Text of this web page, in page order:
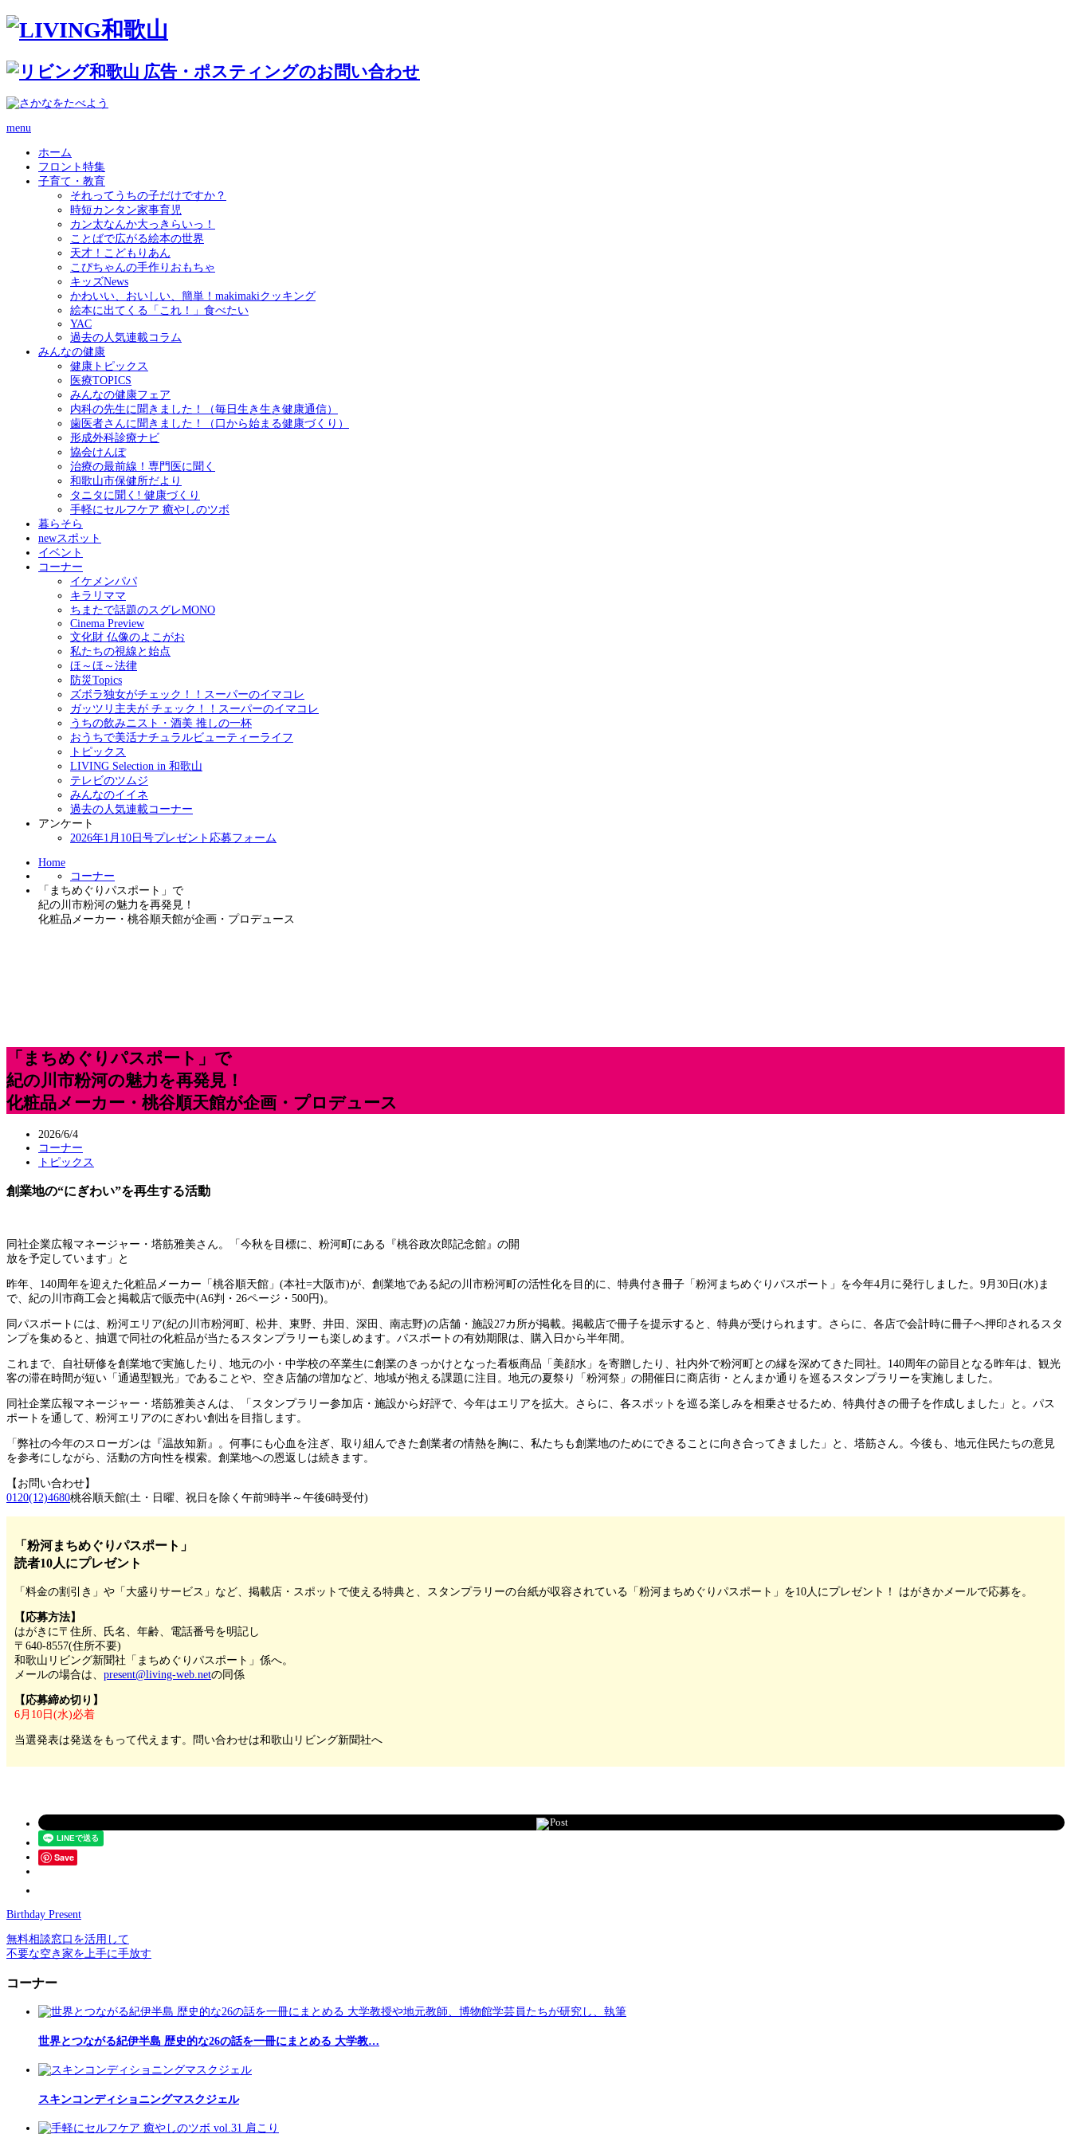
menu
ホーム
フロント特集
子育て・教育
それってうちの子だけですか？
時短カンタン家事育児
カン太なんか大っきらいっ！
ことばで広がる絵本の世界
天才！こどもりあん
こぴちゃんの手作りおもちゃ
キッズNews
かわいい、おいしい、簡単！makimakiクッキング
絵本に出てくる「これ！」食べたい
YAC
過去の人気連載コラム
みんなの健康
健康トピックス
医療TOPICS
みんなの健康フェア
内科の先生に聞きました！（毎日生き生き健康通信）
歯医者さんに聞きました！（口から始まる健康づくり）
形成外科診療ナビ
協会けんぽ
治療の最前線！専門医に聞く
和歌山市保健所だより
タニタに聞く! 健康づくり
手軽にセルフケア 癒やしのツボ
暮らそら
newスポット
イベント
コーナー
イケメンパパ
キラリママ
ちまたで話題のスグレMONO
Cinema Preview
文化財 仏像のよこがお
私たちの視線と始点
ほ～ほ～法律
防災Topics
ズボラ独女がチェック！！スーパーのイマコレ
ガッツリ主夫が チェック！！スーパーのイマコレ
うちの飲みニスト・酒美 推しの一杯
おうちで美活ナチュラルビューティーライフ
トピックス
LIVING Selection in 和歌山
テレビのツムジ
みんなのイイネ
過去の人気連載コーナー
アンケート
2026年1月10日号プレゼント応募フォーム
Home
コーナー
「まちめぐりパスポート」で
紀の川市粉河の魅力を再発見！
化粧品メーカー・桃谷順天館が企画・プロデュース
「まちめぐりパスポート」で
紀の川市粉河の魅力を再発見！
化粧品メーカー・桃谷順天館が企画・プロデュース
2026/6/4
コーナー
トピックス
創業地の“にぎわい”を再生する活動
同社企業広報マネージャー・塔筋雅美さん。「今秋を目標に、粉河町にある『桃谷政次郎記念館』の開
放を予定しています」と
昨年、140周年を迎えた化粧品メーカー「桃谷順天館」(本社=大阪市)が、創業地である紀の川市粉河町の活性化を目的に、特典付き冊子「粉河まちめぐりパスポート」を今年4月に発行しました。9月30日(水)ま
で、紀の川市商工会と掲載店で販売中(A6判・26ページ・500円)。
同パスポートには、粉河エリア(紀の川市粉河町、松井、東野、井田、深田、南志野)の店舗・施設27カ所が掲載。掲載店で冊子を提示すると、特典が受けられます。さらに、各店で会計時に冊子へ押印されるスタ
ンプを集めると、抽選で同社の化粧品が当たるスタンプラリーも楽しめます。パスポートの有効期限は、購入日から半年間。
これまで、自社研修を創業地で実施したり、地元の小・中学校の卒業生に創業のきっかけとなった看板商品「美顔水」を寄贈したり、社内外で粉河町との縁を深めてきた同社。140周年の節目となる昨年は、観光
客の滞在時間が短い「通過型観光」であることや、空き店舗の増加など、地域が抱える課題に注目。地元の夏祭り「粉河祭」の開催日に商店街・とんまか通りを巡るスタンプラリーを実施しました。
同社企業広報マネージャー・塔筋雅美さんは、「スタンプラリー参加店・施設から好評で、今年はエリアを拡大。さらに、各スポットを巡る楽しみを相乗させるため、特典付きの冊子を作成しました」と。パス
ポートを通して、粉河エリアのにぎわい創出を目指します。
「弊社の今年のスローガンは『温故知新』。何事にも心血を注ぎ、取り組んできた創業者の情熱を胸に、私たちも創業地のためにできることに向き合ってきました」と、塔筋さん。今後も、地元住民たちの意見
を参考にしながら、活動の方向性を模索。創業地への恩返しは続きます。
【お問い合わせ】
0120(12)4680桃谷順天館(土・日曜、祝日を除く午前9時半～午後6時受付)
「粉河まちめぐりパスポート」
読者10人にプレゼント
「料金の割引き」や「大盛りサービス」など、掲載店・スポットで使える特典と、スタンプラリーの台紙が収容されている「粉河まちめぐりパスポート」を10人にプレゼント！ はがきかメールで応募を。
【応募方法】
はがきに〒住所、氏名、年齢、電話番号を明記し
〒640-8557(住所不要)
和歌山リビング新聞社「まちめぐりパスポート」係へ。
メールの場合は、 present@living-web.netの同係
【応募締め切り】
6月10日(水)必着
当選発表は発送をもって代えます。問い合わせは和歌山リビング新聞社へ
Post
Save
Birthday Present
無料相談窓口を活用して
不要な空き家を上手に手放す
コーナー
世界とつながる紀伊半島 歴史的な26の話を一冊にまとめる 大学教…
スキンコンディショニングマスクジェル